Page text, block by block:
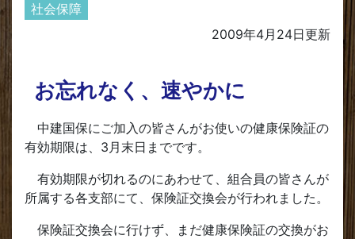
社会保障
2009年4月24日更新
お忘れなく、速やかに
中建国保にご加入の皆さんがお使いの健康保険証の
有効期限は、3月末日までです。
有効期限が切れるのにあわせて、組合員の皆さんが
所属する各支部にて、保険証交換会が行われました。
保険証交換会に行けず、まだ健康保険証の交換がお